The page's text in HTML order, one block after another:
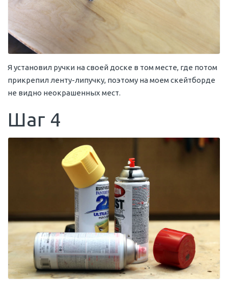
Я установил ручки на своей доске в том месте, где потом
прикрепил ленту-липучку, поэтому на моем скейтборде
не видно неокрашенных мест.
Шаг 4